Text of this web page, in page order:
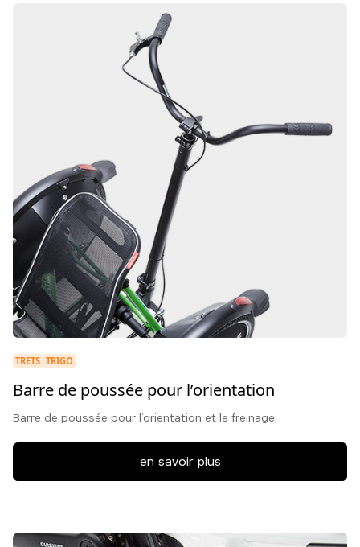
TRETS TRIGO
Barre de poussée pour l’orientation
Barre de poussée pour l’orientation et le freinage
en savoir plus